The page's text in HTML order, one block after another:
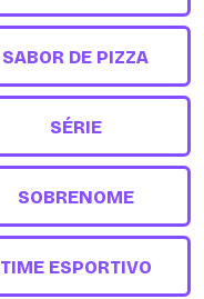
SABOR DE PIZZA
SÉRIE
SOBRENOME
TIME ESPORTIVO